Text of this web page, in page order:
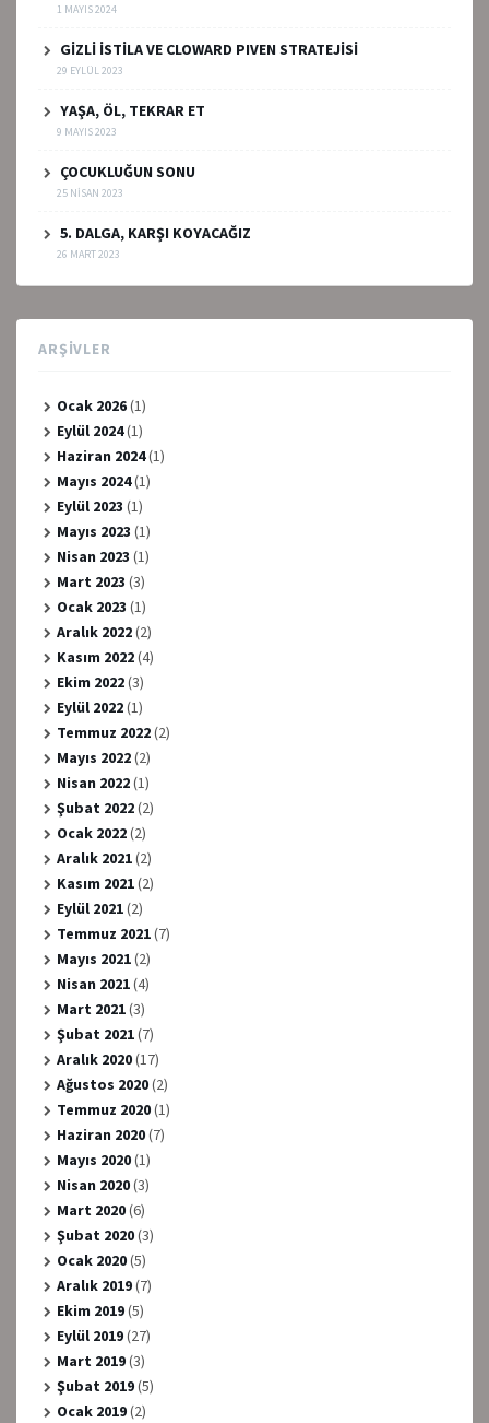
1 MAYIS 2024
GİZLİ İSTİLA VE CLOWARD PIVEN STRATEJİSİ
29 EYLÜL 2023
YAŞA, ÖL, TEKRAR ET
9 MAYIS 2023
ÇOCUKLUĞUN SONU
25 NISAN 2023
5. DALGA, KARŞI KOYACAĞIZ
26 MART 2023
ARŞIVLER
Ocak 2026(1)
Eylül 2024(1)
Haziran 2024(1)
Mayıs 2024(1)
Eylül 2023 (1)
Mayıs 2023 (1)
Nisan 2023 (1)
Mart 2023 (3)
Ocak 2023 (1)
Aralık 2022(2)
Kasım 2022(4)
Ekim 2022(3)
Eylül 2022(1)
Temmuz 2022(2)
Mayıs 2022(2)
Nisan 2022(1)
Şubat 2022(2)
Ocak 2022(2)
Aralık 2021(2)
Kasım 2021(2)
Eylül 2021(2)
Temmuz 2021(7)
Mayıs 2021(2)
Nisan 2021(4)
Mart 2021(3)
Şubat 2021(7)
Aralık 2020(17)
Ağustos 2020(2)
Temmuz 2020(1)
Haziran 2020(7)
Mayıs 2020(1)
Nisan 2020(3)
Mart 2020(6)
Şubat 2020(3)
Ocak 2020(5)
Aralık 2019(7)
Ekim 2019(5)
Eylül 2019(27)
Mart 2019(3)
Şubat 2019(5)
Ocak 2019(2)